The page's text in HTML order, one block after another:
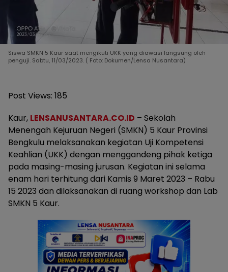
Siswa SMKN 5 Kaur saat mengikuti UKK yang diawasi langsung oleh
penguji. Sabtu, 11/03/2023. ( Foto: Dokumen/Lensa Nusantara)
Post Views: 185
Kaur, LENSANUSANTARA.CO.ID – Sekolah
Menengah Kejuruan Negeri (SMKN) 5 Kaur Provinsi
Bengkulu melaksanakan kegiatan Uji Kompetensi
Keahlian (UKK) dengan menggandeng pihak ketiga
pada masing-masing jurusan. Kegiatan ini selama
enam hari terhitung dari Kamis 9 Maret 2023 – Rabu
15 2023 dan dilaksanakan di ruang workshop dan Lab
SMKN 5 Kaur.